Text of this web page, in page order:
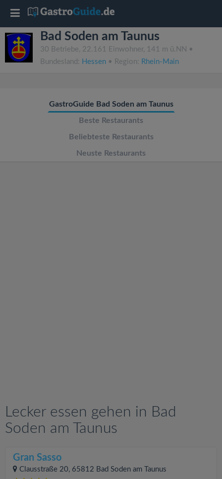
Bad Soden am Taunus
30 Betriebe, 22.161 Einwohner, 141 m ü.NN •
Bundesland: Hessen • Region: Rhein-Main
GastroGuide Bad Soden am Taunus
Beste Restaurants
Beliebteste Restaurants
Neuste Restaurants
Lecker essen gehen in Bad
Soden am Taunus
Gran Sasso
Clausstraße 20, 65812 Bad Soden am Taunus
T
o
g